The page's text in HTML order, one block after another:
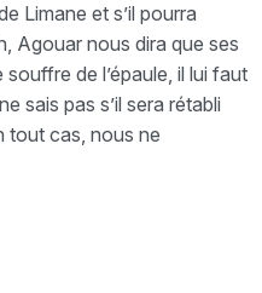
Limane et s’il pourra
Agouar nous dira que ses
de l’épaule, il lui faut
sais pas s’il sera rétabli
tout cas, nous ne